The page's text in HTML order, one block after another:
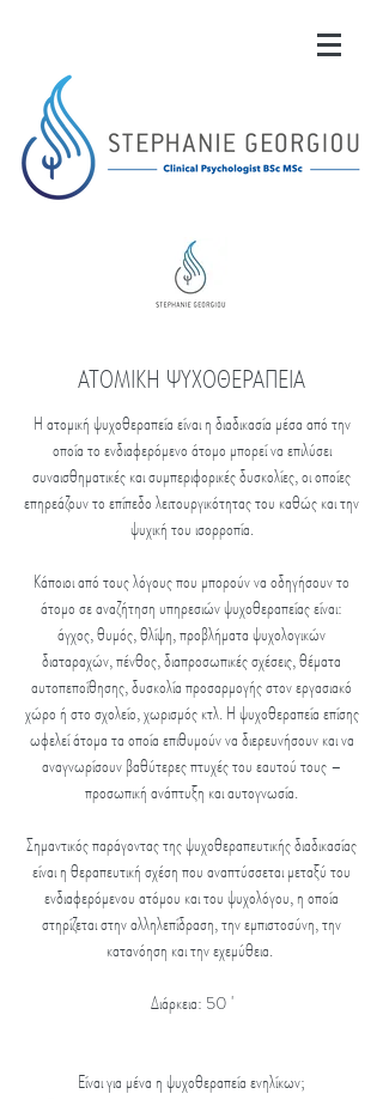
ΑΤΟΜΙΚΗ ΨΥΧΟΘΕΡΑΠΕΙΑ
Η ατομική ψυχοθεραπεία είναι η διαδικασία μέσα από την
οποία το ενδιαφερόμενο άτομο μπορεί να επιλύσει
συναισθηματικές και συμπεριφορικές δυσκολίες, οι οποίες
επηρεάζουν το επίπεδο λειτουργικότητας του καθώς και την
ψυχική του ισορροπία.
Κάποιοι από τους λόγους που μπορούν να οδηγήσουν το
άτομο σε αναζήτηση υπηρεσιών ψυχοθεραπείας είναι:
άγχος, θυμός, θλίψη, προβλήματα ψυχολογικών
διαταραχών, πένθος, διαπροσωπικές σχέσεις, θέματα
αυτοπεποίθησης, δυσκολία προσαρμογής στον εργασιακό
χώρο ή στο σχολείο, χωρισμός κτλ. Η ψυχοθεραπεία επίσης
ωφελεί άτομα τα οποία επιθυμούν να διερευνήσουν και να
αναγνωρίσουν βαθύτερες πτυχές του εαυτού τους –
προσωπική ανάπτυξη και αυτογνωσία.
Σημαντικός παράγοντας της ψυχοθεραπευτικής διαδικασίας
είναι η θεραπευτική σχέση που αναπτύσσεται μεταξύ του
ενδιαφερόμενου ατόμου και του ψυχολόγου, η οποία
στηρίζεται στην αλληλεπίδραση, την εμπιστοσύνη, την
κατανόηση και την εχεμύθεια.
Διάρκεια: 50 '
Είναι για μένα η ψυχοθεραπεία ενηλίκων;